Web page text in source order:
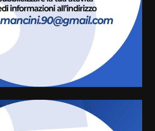
6 Agosto 2026 14:16
Grazia Neglia, coordinatrice
cittadina di Fratelli d’Italia,
pronta a tornare in Consiglio
cittadinanza attiva: online
l’avviso per la gestione
condivisa della Villetta di